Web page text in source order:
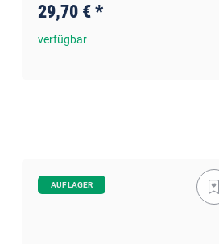
29,70 €*
verfügbar
AUF LAGER